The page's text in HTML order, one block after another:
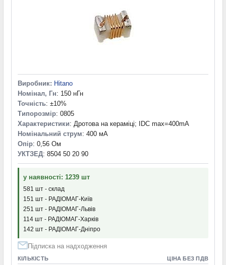
Виробник: Hitano
Номінал, Гн: 150 нГн
Точність: ±10%
Типорозмір: 0805
Характеристики: Дротова на кераміці; IDC max=400mA
Номінальний струм: 400 мА
Опір: 0,56 Ом
УКТЗЕД: 8504 50 20 90
у наявності: 1239 шт
581 шт - склад
151 шт - РАДІОМАГ-Київ
251 шт - РАДІОМАГ-Львів
114 шт - РАДІОМАГ-Харків
142 шт - РАДІОМАГ-Дніпро
Підписка на надходження
КІЛЬКІСТЬ ЦІНА БЕЗ ПДВ